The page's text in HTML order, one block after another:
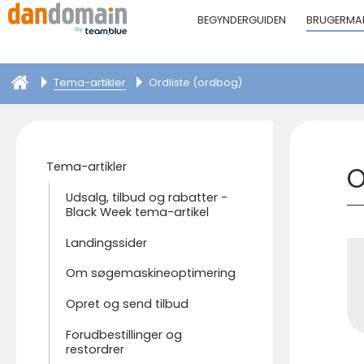
BEGYNDERGUIDEN
Ordliste (ordbog)
Tema-artikler
Tema-artikler
Udsalg, tilbud og rabatter -
Black Week tema-artikel
Landingssider
Om søgemaskineoptimering
Opret og send tilbud
Forudbestillinger og
restordrer